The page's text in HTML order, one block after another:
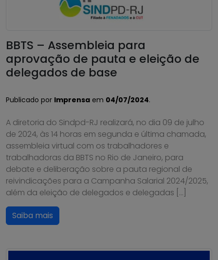
BBTS – Assembleia para
aprovação de pauta e eleição de
delegados de base
Publicado por Imprensa em 04/07/2024.
A diretoria do Sindpd-RJ realizará, no dia 09 de julho
de 2024, às 14 horas em segunda e última chamada,
assembleia virtual com os trabalhadores e
trabalhadoras da BBTS no Rio de Janeiro, para
debate e deliberação sobre a pauta regional de
reivindicações para a Campanha Salarial 2024/2025,
além da eleição de delegados e delegadas […]
Saiba mais